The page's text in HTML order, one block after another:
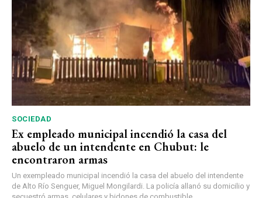
SOCIEDAD
Ex empleado municipal incendió la casa del
abuelo de un intendente en Chubut: le
encontraron armas
Un exempleado municipal incendió la casa del abuelo del intendente
de Alto Río Senguer, Miguel Mongilardi. La policía allanó su domicilio y